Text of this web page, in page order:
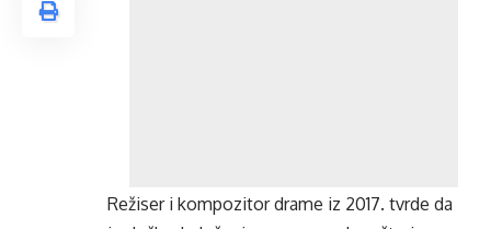
Režiser i kompozitor drame iz 2017. tvrde da